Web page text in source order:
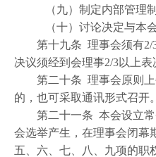
（九）制定内部管理制
（十）讨论决定与本会
第十九条 理事会须有2/3
决议须经到会理事2/3以上表
第二十条 理事会原则上
的，也可采取通讯形式召开
第二十一条 本会设立常
会选举产生，在理事会闭幕
五、六、七、八、九项的职